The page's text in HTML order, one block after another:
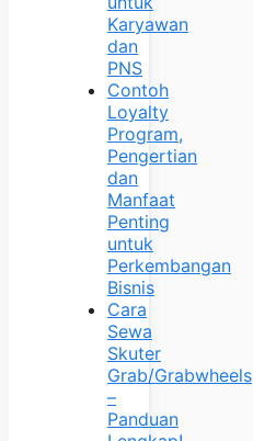
Karyawan
dan
PNS
Contoh
Loyalty
Program,
Pengertian
dan
Manfaat
Penting
untuk
Perkembangan
Bisnis
Cara
Sewa
Skuter
Grab/Grabwheels
–
Panduan